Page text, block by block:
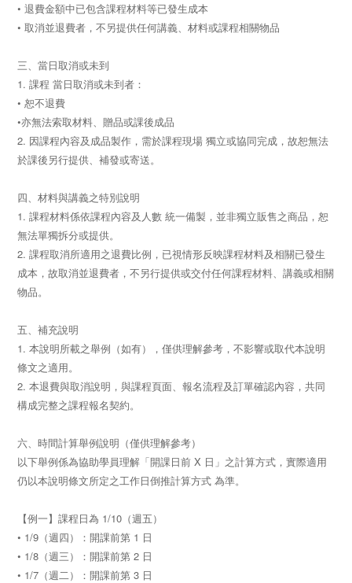
• 退費金額中已包含課程材料等已發生成本
• 取消並退費者，不另提供任何講義、材料或課程相關物品
三、當日取消或未到
1. 課程 當日取消或未到者：
• 恕不退費
•亦無法索取材料、贈品或課後成品
2. 因課程內容及成品製作，需於課程現場 獨立或協同完成，故恕無法
於課後另行提供、補發或寄送。
四、材料與講義之特別說明
1. 課程材料係依課程內容及人數 統一備製，並非獨立販售之商品，恕
無法單獨拆分或提供。
2. 課程取消所適用之退費比例，已視情形反映課程材料及相關已發生
成本，故取消並退費者，不另行提供或交付任何課程材料、講義或相關
物品。
五、補充說明
1. 本說明所載之舉例（如有），僅供理解參考，不影響或取代本說明
條文之適用。
2. 本退費與取消說明，與課程頁面、報名流程及訂單確認內容，共同
構成完整之課程報名契約。
六、時間計算舉例說明（僅供理解參考）
以下舉例係為協助學員理解「開課日前 X 日」之計算方式，實際適用
仍以本說明條文所定之工作日倒推計算方式 為準。
【例一】課程日為 1/10（週五）
• 1/9（週四）：開課前第 1 日
• 1/8（週三）：開課前第 2 日
• 1/7（週二）：開課前第 3 日